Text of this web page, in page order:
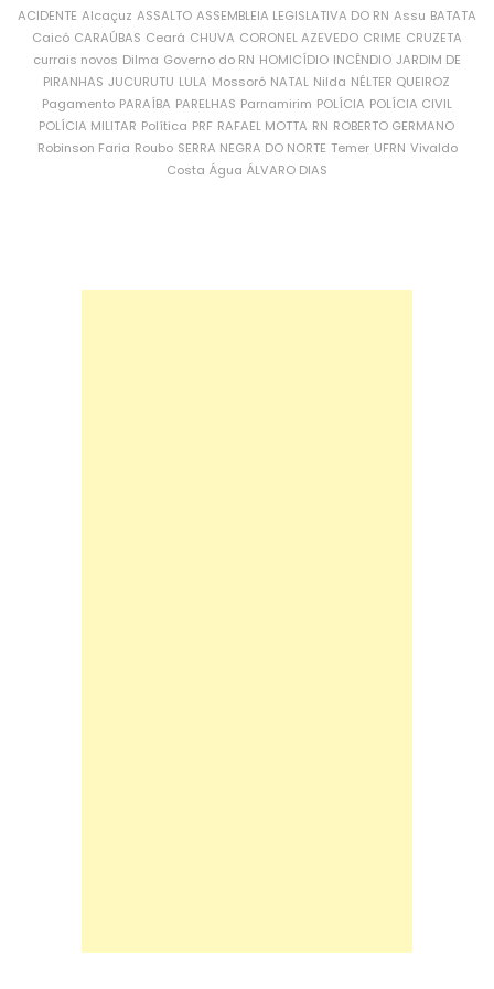
ACIDENTE Alcaçuz ASSALTO ASSEMBLEIA LEGISLATIVA DO RN Assu BATATA
Caicó CARAÚBAS Ceará CHUVA CORONEL AZEVEDO CRIME CRUZETA
currais novos Dilma Governo do RN HOMICÍDIO INCÊNDIO JARDIM DE
PIRANHAS JUCURUTU LULA Mossoró NATAL Nilda NÉLTER QUEIROZ
Pagamento PARAÍBA PARELHAS Parnamirim POLÍCIA POLÍCIA CIVIL
POLÍCIA MILITAR Política PRF RAFAEL MOTTA RN ROBERTO GERMANO
Robinson Faria Roubo SERRA NEGRA DO NORTE Temer UFRN Vivaldo
Costa Água ÁLVARO DIAS